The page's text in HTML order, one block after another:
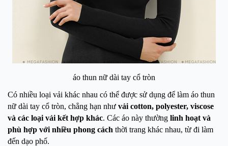
áo thun nữ dài tay cổ tròn
Có nhiều loại vải khác nhau có thể được sử dụng để làm áo thun
nữ dài tay cổ tròn, chẳng hạn như vải cotton, polyester, viscose
và các loại vải kết hợp khác. Các áo này thường linh hoạt và
phù hợp với nhiều phong cách thời trang khác nhau, từ đi làm
đến dạo phố.